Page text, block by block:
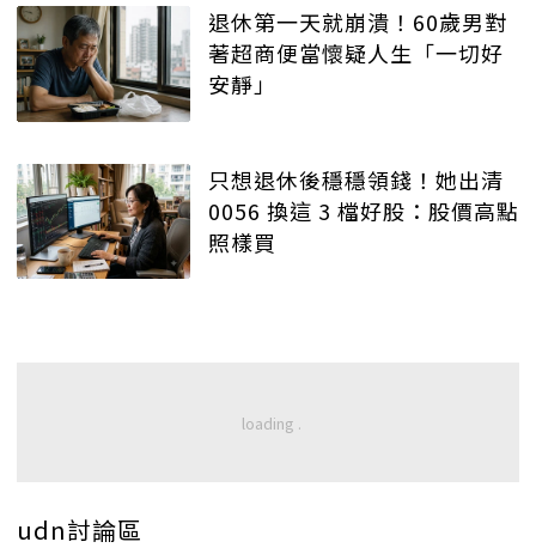
退休第一天就崩潰！60歲男對
著超商便當懷疑人生「一切好
安靜」
只想退休後穩穩領錢！她出清
0056 換這 3 檔好股：股價高點
照樣買
udn討論區